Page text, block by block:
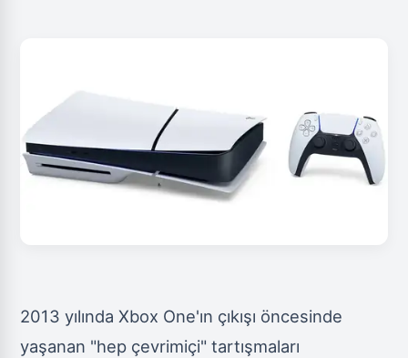
2013 yılında Xbox One'ın çıkışı öncesinde
yaşanan "hep çevrimiçi" tartışmaları